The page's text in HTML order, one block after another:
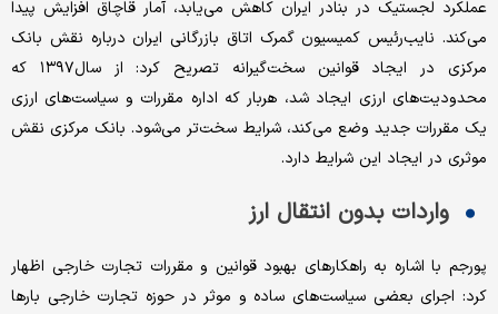
عملکرد لجستیک در بنادر ایران کاهش می‌یابد، آمار قاچاق افزایش پیدا
می‌کند. نایب‌رئیس کمیسیون گمرک اتاق بازرگانی ایران درباره نقش بانک
مرکزی در ایجاد قوانین سخت‌گیرانه تصریح کرد: از سال۱۳۹۷ که
محدودیت‌های ارزی ایجاد شد، هربار که اداره مقررات و سیاست‌های ارزی
یک مقررات جدید وضع می‌کند، شرایط سخت‌تر می‌شود. بانک مرکزی نقش
موثری در ایجاد این شرایط دارد.
واردات بدون انتقال ارز
پورجم با اشاره به راهکارهای بهبود قوانین و مقررات تجارت خارجی اظهار
کرد: اجرای بعضی سیاست‌های ساده و موثر در حوزه تجارت خارجی بارها